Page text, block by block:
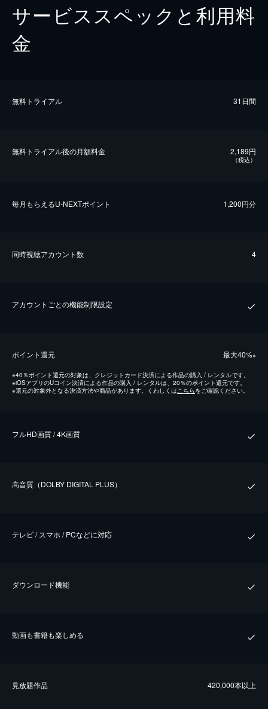
サービススペックと利用料
金
無料トライアル 31日間
無料トライアル後の⽉額料金 2,189円
（税込）
毎⽉もらえるU-NEXTポイント 1,200円分
同時視聴アカウント数 4
アカウントごとの機能制限設定
ポイント還元 最⼤40%※
※40％ポイント還元の対象は、クレジットカード決済による作品の購入 / レンタルです。
※iOSアプリのUコイン決済による作品の購入 / レンタルは、20％のポイント還元です。
※還元の対象外となる決済方法や商品があります。くわしくはこちらをご確認ください。
フルHD画質 / 4K画質
⾼⾳質（DOLBY DIGITAL PLUS）
テレビ / スマホ / PCなどに対応
ダウンロード機能
動画も書籍も楽しめる
⾒放題作品 420,000本以上